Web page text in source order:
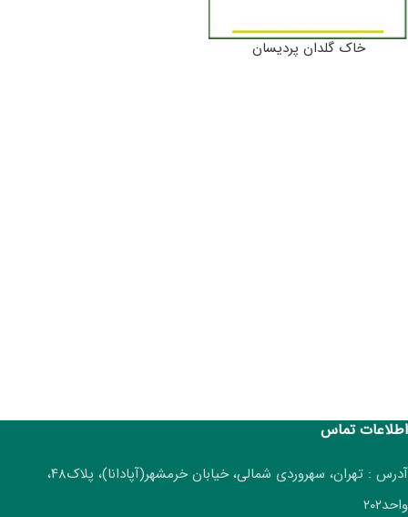
خاک گلدان پردیسان
اطلاعات تماس
آدرس : تهران، سهروردی شمالی، خیابان خرمشهر(آپادانا)، پلاک۴۸،
واحد۲۰۲